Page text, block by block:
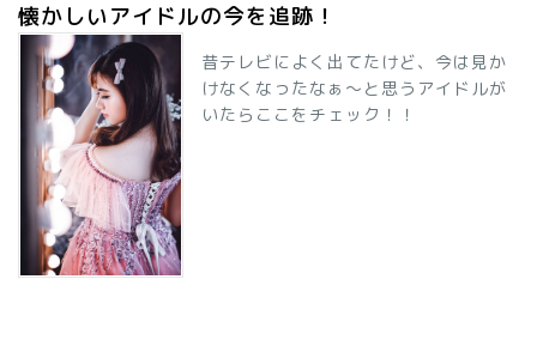
懐かしいアイドルの今を追跡！
昔テレビによく出てたけど、今は見か
けなくなったなぁ～と思うアイドルが
いたらここをチェック！！